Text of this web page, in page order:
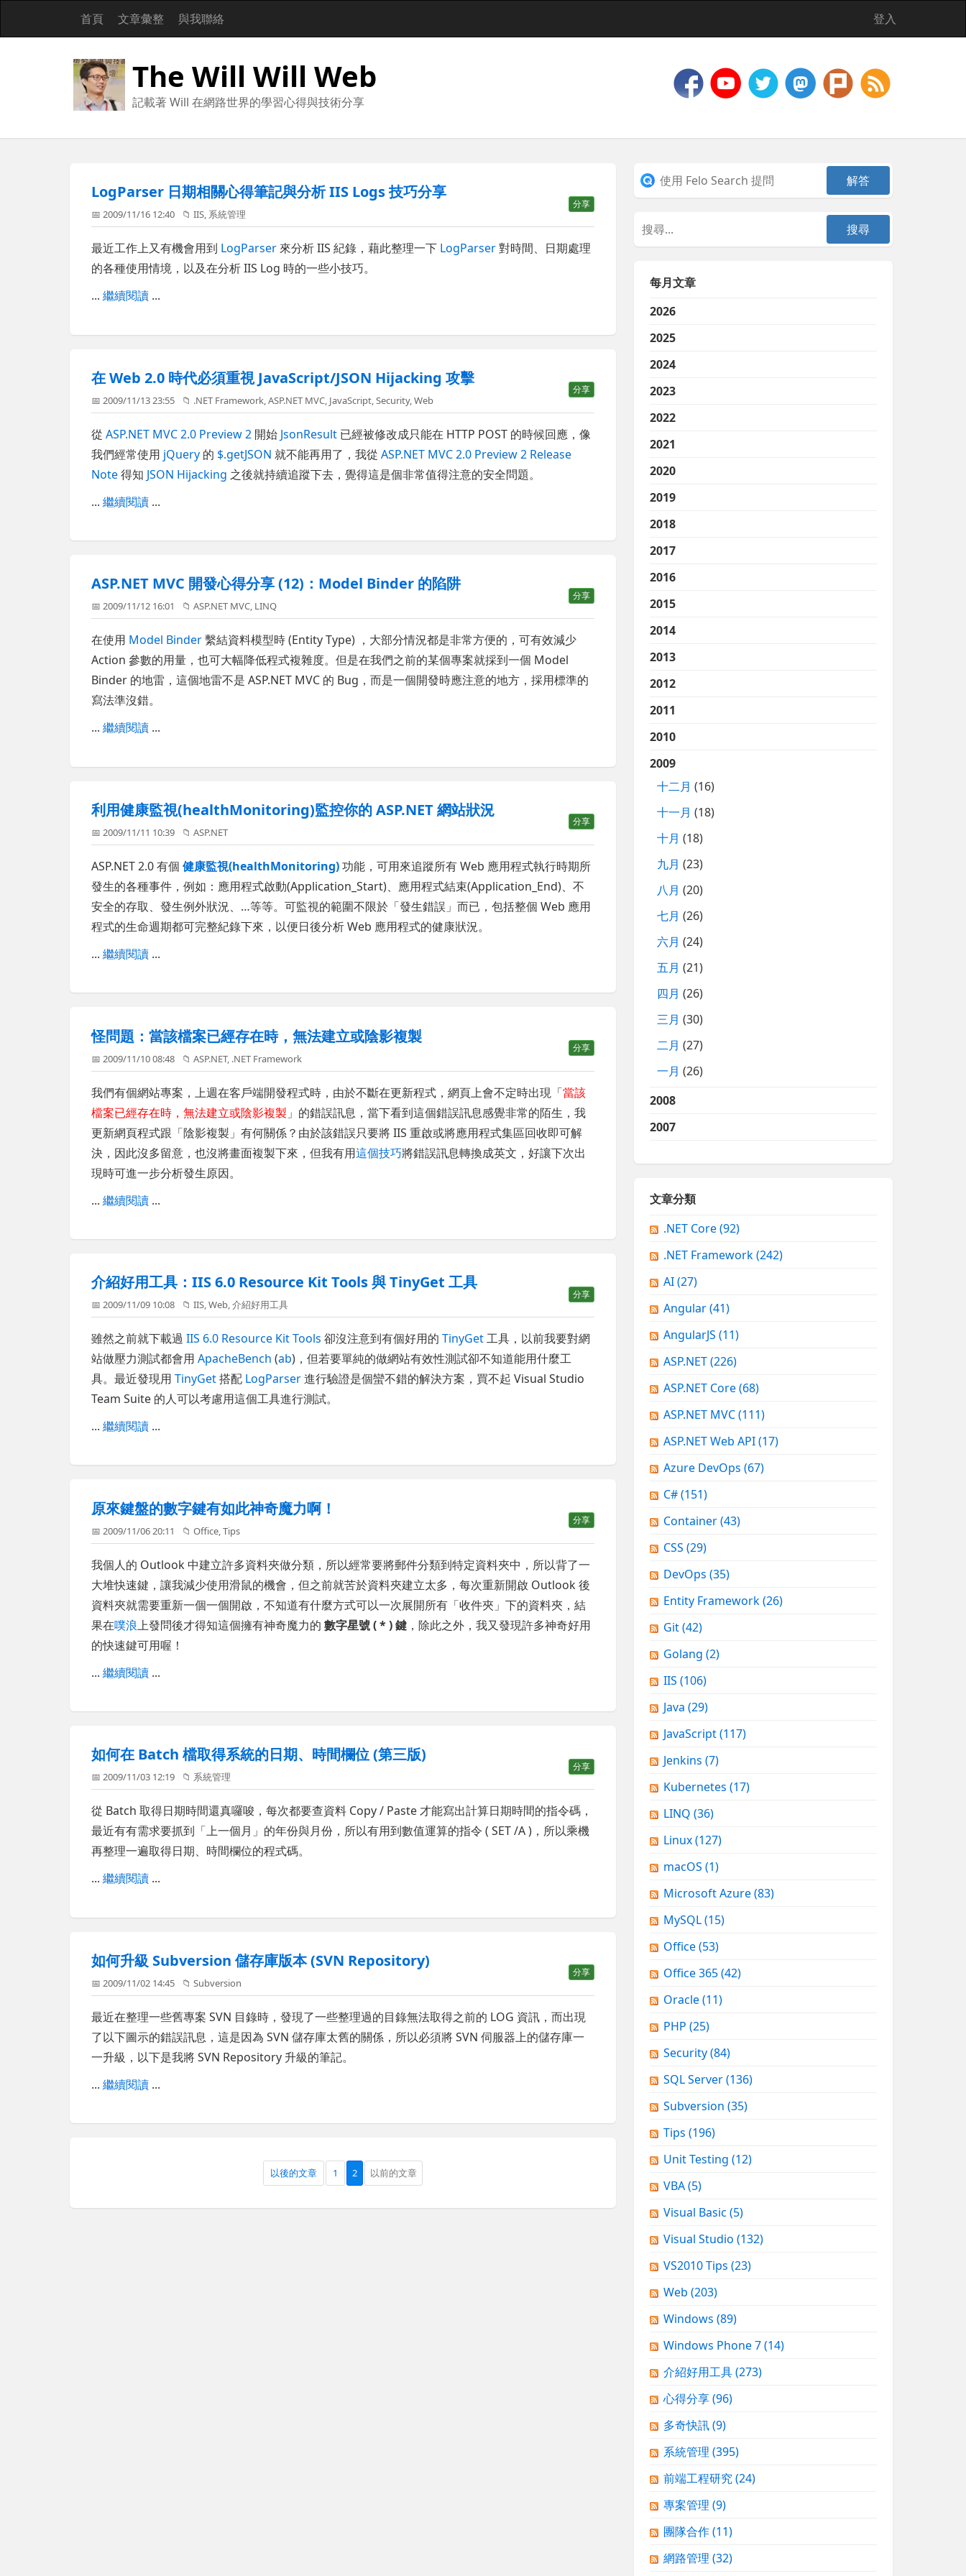
首頁 文章彙整 與我聯絡 登入
The Will Will Web
記載著 Will 在網路世界的學習心得與技術分享
LogParser 日期相關心得筆記與分析 IIS Logs 技巧分享
分享
📅 2009/11/16 12:40 📁IIS, 系統管理
最近工作上又有機會用到 LogParser 來分析 IIS 紀錄，藉此整理一下 LogParser對時間、日期處理
的各種使用情境，以及在分析 IIS Log 時的一些小技巧。
...繼續閱讀 ...
在 Web 2.0 時代必須重視 JavaScript/JSON Hijacking 攻擊
分享
📅 2009/11/13 23:55 📁 .NET Framework,ASP.NET MVC, JavaScript,Security,Web
從ASP.NET MVC 2.0 Preview 2 開始 JsonResult 已經被修改成只能在 HTTP POST 的時候回應，像
我們經常使用 jQuery 的 $.getJSON 就不能再用了，我從ASP.NET MVC 2.0 Preview 2 Release
Note得知 JSON Hijacking 之後就持續追蹤下去，覺得這是個非常值得注意的安全問題。
...繼續閱讀 ...
ASP.NET MVC 開發心得分享 (12)：Model Binder 的陷阱
分享
📅 2009/11/12 16:01 📁ASP.NET MVC, LINQ
在使用 Model Binder繫結資料模型時 (Entity Type) ，大部分情況都是非常方便的，可有效減少
Action 參數的用量，也可大幅降低程式複雜度。但是在我們之前的某個專案就採到一個 Model
Binder 的地雷，這個地雷不是 ASP.NET MVC 的 Bug，而是一個開發時應注意的地方，採用標準的
寫法準沒錯。
...繼續閱讀 ...
利用健康監視(healthMonitoring)監控你的 ASP.NET 網站狀況
分享
📅 2009/11/11 10:39 📁ASP.NET
ASP.NET 2.0 有個健康監視(healthMonitoring)功能，可用來追蹤所有 Web 應用程式執行時期所
發生的各種事件，例如：應用程式啟動(Application_Start)、應用程式結束(Application_End)、不
安全的存取、發生例外狀況、…等等。可監視的範圍不限於「發生錯誤」而已，包括整個 Web 應用
程式的生命週期都可完整紀錄下來，以便日後分析 Web 應用程式的健康狀況。
...繼續閱讀 ...
怪問題：當該檔案已經存在時，無法建立或陰影複製
分享
📅 2009/11/10 08:48 📁ASP.NET, .NET Framework
我們有個網站專案，上週在客戶端開發程式時，由於不斷在更新程式，網頁上會不定時出現「當該
檔案已經存在時，無法建立或陰影複製 」的錯誤訊息，當下看到這個錯誤訊息感覺非常的陌生，我
更新網頁程式跟「陰影複製」有何關係？由於該錯誤只要將 IIS 重啟或將應用程式集區回收即可解
決，因此沒多留意，也沒將畫面複製下來，但我有用這個技巧將錯誤訊息轉換成英文，好讓下次出
現時可進一步分析發生原因。
...繼續閱讀 ...
介紹好用工具：IIS 6.0 Resource Kit Tools 與 TinyGet 工具
分享
📅 2009/11/09 10:08 📁IIS,Web,介紹好用工具
雖然之前就下載過IIS 6.0 Resource Kit Tools 卻沒注意到有個好用的TinyGet工具，以前我要對網
站做壓力測試都會用ApacheBench (ab)，但若要單純的做網站有效性測試卻不知道能用什麼工
具。最近發現用TinyGet搭配 LogParser進行驗證是個蠻不錯的解決方案，買不起 Visual Studio
Team Suite 的人可以考慮用這個工具進行測試。
...繼續閱讀 ...
原來鍵盤的數字鍵有如此神奇魔力啊！
分享
📅 2009/11/06 20:11 📁Office,Tips
我個人的 Outlook 中建立許多資料夾做分類，所以經常要將郵件分類到特定資料夾中，所以背了一
大堆快速鍵，讓我減少使用滑鼠的機會，但之前就苦於資料夾建立太多，每次重新開啟 Outlook 後
資料夾就需要重新一個一個開啟，不知道有什麼方式可以一次展開所有「收件夾」下的資料夾，結
果在噗浪上發問後才得知這個擁有神奇魔力的數字星號 ( * ) 鍵 ，除此之外，我又發現許多神奇好用
的快速鍵可用喔！
...繼續閱讀 ...
如何在 Batch 檔取得系統的日期、時間欄位 (第三版)
分享
📅 2009/11/03 12:19 📁 系統管理
從 Batch 取得日期時間還真囉唆，每次都要查資料 Copy / Paste 才能寫出計算日期時間的指令碼，
最近有有需求要抓到「上一個月」的年份與月份，所以有用到數值運算的指令 ( SET /A )，所以乘機
再整理一遍取得日期、時間欄位的程式碼。
...繼續閱讀 ...
如何升級 Subversion 儲存庫版本 (SVN Repository)
分享
📅 2009/11/02 14:45 📁Subversion
最近在整理一些舊專案 SVN 目錄時，發現了一些整理過的目錄無法取得之前的 LOG 資訊，而出現
了以下圖示的錯誤訊息，這是因為 SVN 儲存庫太舊的關係，所以必須將 SVN 伺服器上的儲存庫一
一升級，以下是我將 SVN Repository 升級的筆記。
...繼續閱讀 ...
以後的文章 1 2 以前的文章
每月文章
2026
2025
2024
2023
2022
2021
2020
2019
2018
2017
2016
2015
2014
2013
2012
2011
2010
2009
十二月 (16)
十一月 (18)
十月 (18)
九月 (23)
八月 (20)
七月 (26)
六月 (24)
五月 (21)
四月 (26)
三月 (30)
二月 (27)
一月 (26)
2008
2007
文章分類
.NET Core(92)
.NET Framework(242)
AI(27)
Angular(41)
AngularJS (11)
ASP.NET(226)
ASP.NET Core(68)
ASP.NET MVC(111)
ASP.NET Web API(17)
Azure DevOps (67)
C#(151)
Container(43)
CSS (29)
DevOps (35)
Entity Framework(26)
Git(42)
Golang (2)
IIS (106)
Java (29)
JavaScript(117)
Jenkins (7)
Kubernetes (17)
LINQ (36)
Linux(127)
macOS (1)
Microsoft Azure(83)
MySQL(15)
Office(53)
Office 365(42)
Oracle(11)
PHP (25)
Security(84)
SQL Server(136)
Subversion (35)
Tips (196)
Unit Testing (12)
VBA(5)
Visual Basic (5)
Visual Studio (132)
VS2010 Tips (23)
Web (203)
Windows (89)
Windows Phone 7(14)
介紹好用工具(273)
心得分享(96)
多奇快訊(9)
系統管理 (395)
前端工程研究(24)
專案管理 (9)
團隊合作(11)
網路管理 (32)